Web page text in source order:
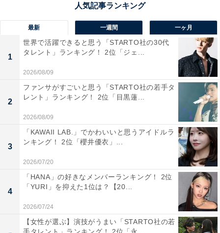
川端康成の名作『雪国』の舞台として知られる越後湯沢
温泉は、文学と自然が調和した風情ある温泉地。新幹線
で東京から約90分という好立地にありながら、四季折々
の自然が堪能できるのも魅力です。特に秋は、山々が紅
葉に染まり、湯沢高原ロープウェイから見下ろす色とり
どりの絶景が訪れる人の心を癒します。リゾートホテル
から趣ある温泉旅館までさまざまな宿があり、宿ごとに
異なる湯の趣を楽しめる点も人気の理由。歴史と現代的
な快適さが共存する温泉街で、深まりゆく秋をじっくり
味わってみてはいかがでしょうか。
回答者からは「源泉掛け流しは貴重であり、温泉好きと
しては惹かれる言葉である」（40代女性／埼玉県）、
「アクセスが良く、秋は周囲の山々が紅葉に染まり絶景
を楽しめるのが魅力です。温泉街も充実していて散策も
楽しめそうです」（20代男性／愛知県）、「ゴンドラで
最新 一週間 一ヶ月
1
世界で活躍できると思う「STARTO社の30代
タレント」ランキング！ 2位「ジェ...
2026/08/09
2
ファンサがすごいと思う「STARTO社の若手タ
レント」ランキング！ 2位「目黒蓮...
2026/08/09
3
「KAWAII LAB.」でかわいいと思うアイドルラ
ンキング！ 2位「櫻井優衣」...
2026/07/20
4
「HANA」の好きなメンバーランキング！ 2位
「YURI」を抑えた1位は？【20...
2026/07/24
【女性が選ぶ】演技がうまい「STARTO社の若